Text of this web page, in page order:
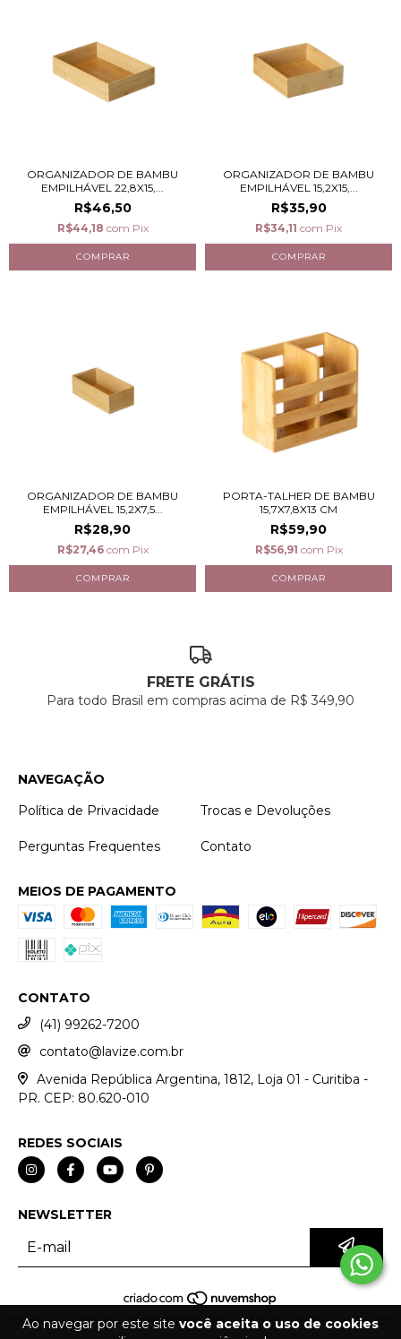
Ao navegar por este site você aceita o uso de cookies
ORGANIZADOR DE BAMBU
EMPILHÁVEL 22,8X15,...
R$46,50
R$44,18 com Pix
ORGANIZADOR DE BAMBU
EMPILHÁVEL 15,2X15,...
R$35,90
R$34,11 com Pix
ORGANIZADOR DE BAMBU
EMPILHÁVEL 15,2X7,5...
R$28,90
R$27,46 com Pix
PORTA-TALHER DE BAMBU
15,7X7,8X13 CM
R$59,90
R$56,91 com Pix
FRETE GRÁTIS
Para todo Brasil em compras acima de R$ 349,90
NAVEGAÇÃO
Política de Privacidade
Trocas e Devoluções
Perguntas Frequentes Contato
MEIOS DE PAGAMENTO
CONTATO
(41) 99262-7200
contato@lavize.com.br
Avenida República Argentina, 1812, Loja 01 - Curitiba -
PR. CEP: 80.620-010
REDES SOCIAIS
NEWSLETTER
COPYRIGHT LAVIZE LTDA - 32075776000167 - 2026. TODOS OS DIREITOS RESERVADOS.